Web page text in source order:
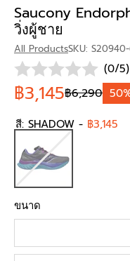
Saucony
วิ่งผู้ชาย
All ProductsSKU:
(0/
฿3,145฿6,290
สี: SHADOW - ฿3,145
ขนาด